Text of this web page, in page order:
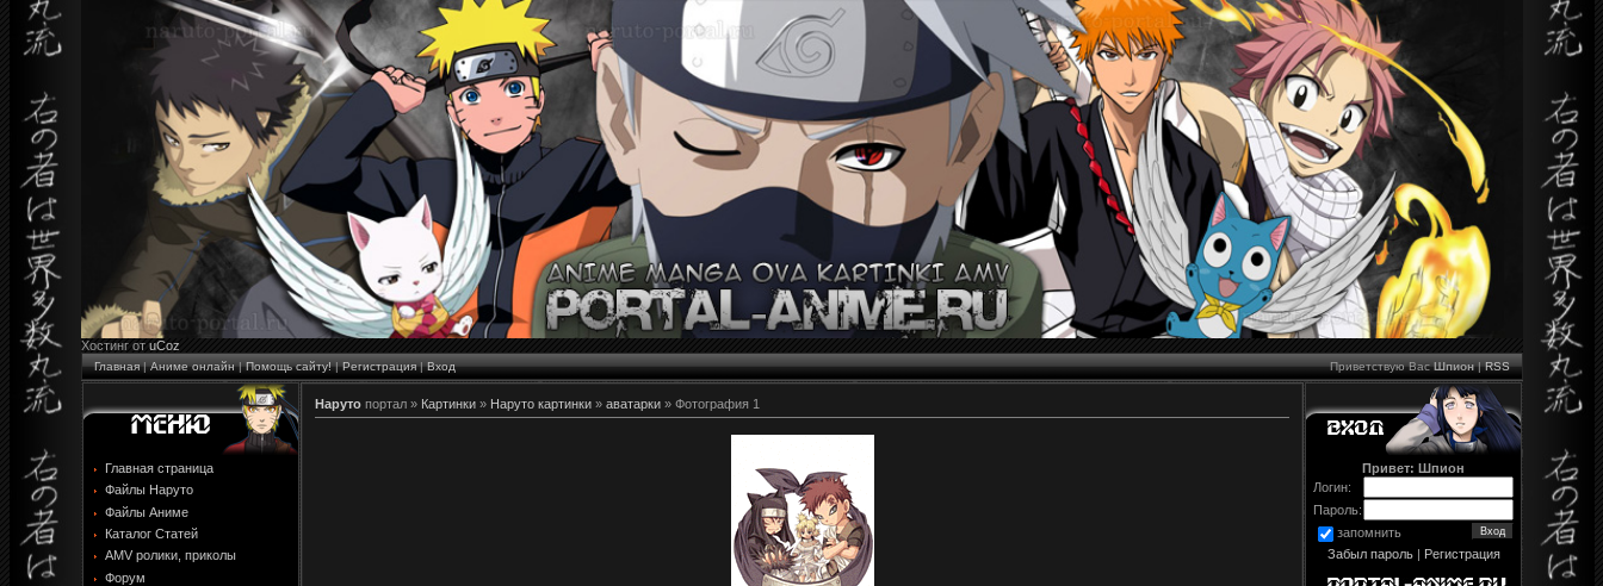
Хостинг от uCoz
Главная|Аниме онлайн|Помощь сайту!|Регистрация|Вход Приветствую Вас Шпион|RSS
Главная страница
Файлы Наруто
Файлы Аниме
Каталог Статей
AMV ролики, приколы
Форум
Наруто портал » Картинки » Наруто картинки » аватарки » Фотография 1
Привет: Шпион
Логин:
Пароль:
запомнить
Забыл пароль| Регистрация